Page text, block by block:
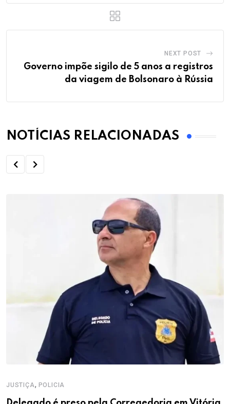
NEXT POST
Governo impõe sigilo de 5 anos a registros
da viagem de Bolsonaro à Rússia
NOTÍCIAS RELACIONADAS
JUSTIÇA, POLICIA